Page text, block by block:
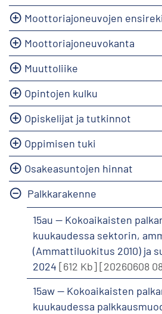
Moottoriajoneuvojen
Moottoriajoneuvokanta
Muuttoliike
Opintojen kulku
Opiskelijat ja tutkinnot
Oppimisen tuki
Osakeasuntojen hinnat
Palkkarakenne
15au -- Kokoaikaisten
kuukaudessa sektorin,
(Ammattiluokitus 2010) ja
2024 [612 Kb][20260608
15aw -- Kokoaikaisten
kuukaudessa